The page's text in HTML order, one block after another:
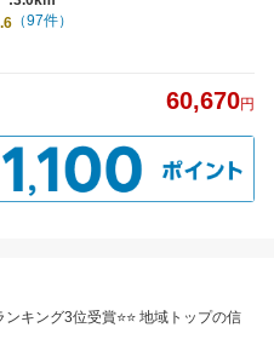
（97件）
60,670円
キング3位受賞⭐⭐ 地域トップの信